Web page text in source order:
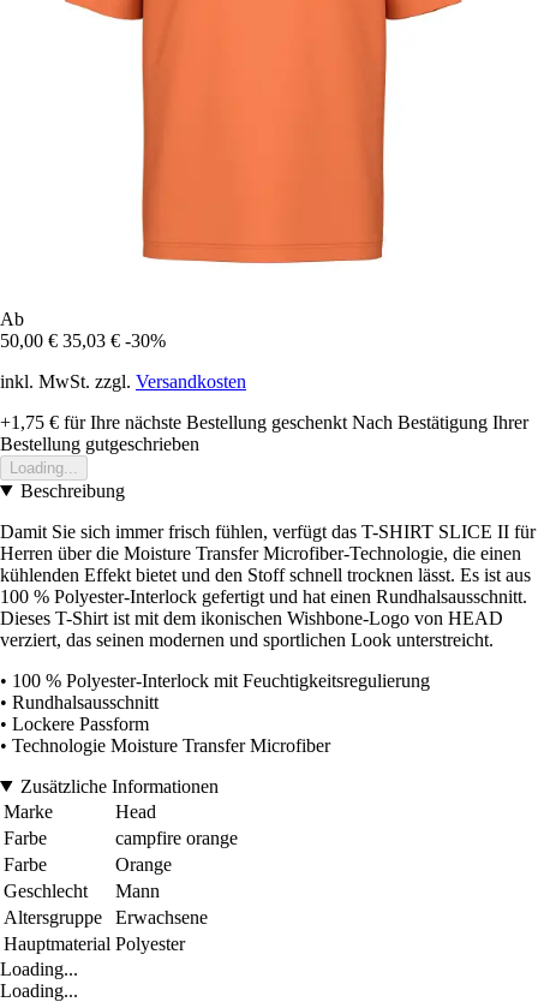
Ab
50,00 € 35,03 € -30%
inkl. MwSt. zzgl. Versandkosten
+1,75 € für Ihre nächste Bestellung geschenkt Nach Bestätigung Ihrer
Bestellung gutgeschrieben
Loading...
Beschreibung
Damit Sie sich immer frisch fühlen, verfügt das T-SHIRT SLICE II für
Herren über die Moisture Transfer Microfiber-Technologie, die einen
kühlenden Effekt bietet und den Stoff schnell trocknen lässt. Es ist aus
100 % Polyester-Interlock gefertigt und hat einen Rundhalsausschnitt.
Dieses T-Shirt ist mit dem ikonischen Wishbone-Logo von HEAD
verziert, das seinen modernen und sportlichen Look unterstreicht.
• 100 % Polyester-Interlock mit Feuchtigkeitsregulierung
• Rundhalsausschnitt
• Lockere Passform
• Technologie Moisture Transfer Microfiber
Zusätzliche Informationen
Marke
Head
Farbe
campfire orange
Farbe
Orange
Geschlecht
Mann
Altersgruppe
Erwachsene
Hauptmaterial Polyester
Loading...
Loading...